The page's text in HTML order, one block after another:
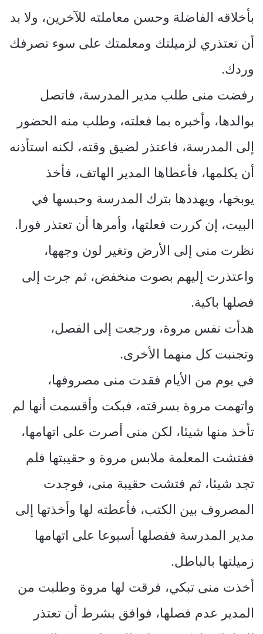
بأخلاقه الفاضلة وحسن معاملته للآخرين، ولا بد
أن تعتذري لزميلتك ومعلمتك على سوء تصرفك
وردك.
رفضت منى طلب مدير المدرسة، فاتصل
بوالدها، وأخبره بما فعلته، وطلب منه الحضور
إلى المدرسة، فاعتذر لضيق وقته، لكنه استأذنه
أن يكلمها، فأعطاها المدير الهاتف، فأخذ
يوبخها، ويهددها بترك المدرسة وحبسها في
البيت، إن كررت فعلتها، وأمرها أن تعتذر فورا.
نظرت منى إلى الأرض وتغير لون وجهها،
واعتذرت إليهم بصوت منخفض، ثم جرت إلى
فصلها باكية.
هدأت نفس مروة، ورجعت إلى الفصل،
وتجنبت كل منهما الأخرى.
في يوم من الأيام فقدت منى مصروفها،
واتهمت مروة بسرقته، فبكت وأقسمت أنها لم
تأخذ منها شيئا، لكن منى أصرت على اتهامها،
ففتشت المعلمة ملابس مروة و حقيبتها فلم
تجد شيئا، ثم فتشت حقيبة منى، فوجدت
المصروف بين الكتب، فأعطته لها وأخذتها إلى
مدير المدرسة ففصلها أسبوعا على اتهامها
زميلتها بالباطل.
أخذت منى تبكي، فرقت لها مروة وطلبت من
المدير عدم فصلها، فوافق بشرط أن تعتذر